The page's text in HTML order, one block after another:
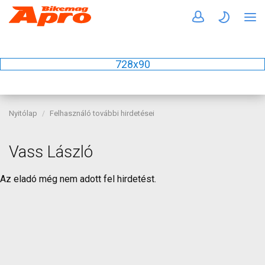
728x90
Nyitólap Felhasználó további hirdetései
Vass László
Az eladó még nem adott fel hirdetést.